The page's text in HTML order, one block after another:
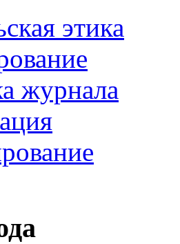
этика
журнала